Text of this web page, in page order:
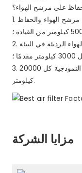
على مرشح الهواء؟
1. وفقًا لدورة صيانة السيارة ، يجب تنظيف مرشح الهواء والحفاظ
2. في المناطق ذات الغبار المرتفع ونوعية الهواء الرديئة في البيئة
؛
3. يجب استبدال مرشح الهواء للسيارة النموذجية كل 20000
كيلومتر.
مزايا الشركة